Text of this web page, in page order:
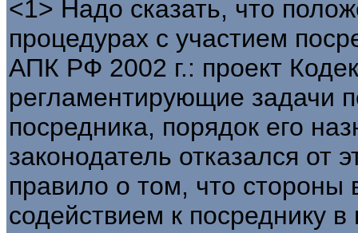
<1> Надо сказать, что
процедурах с участием
АПК РФ 2002 г.: проект
регламентирующие задачи
посредника, порядок его
законодатель отказался от
правило о том, что стороны
содействием к посреднику